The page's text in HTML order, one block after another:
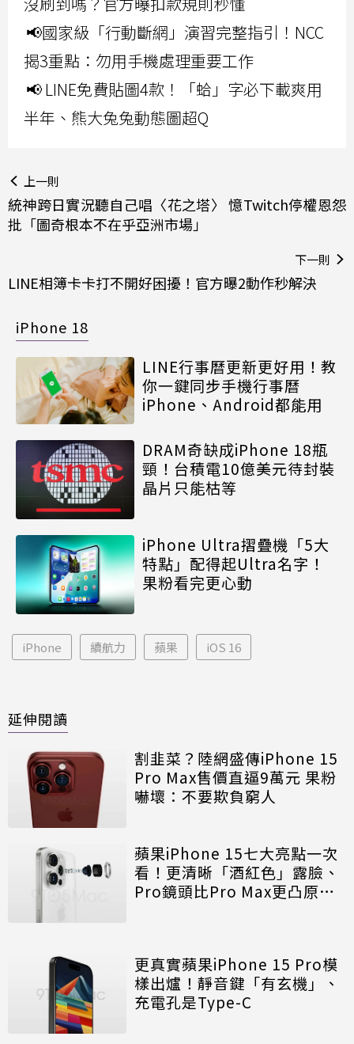
📢國家級「行動斷網」演習完整指引！NCC
揭3重點：勿用手機處理重要工作
📢 LINE免費貼圖4款！「蛤」字必下載爽用
半年、熊大兔兔動態圖超Q
上一則
統神跨日實況聽自己唱〈花之塔〉 憶Twitch停權恩怨
批「圖奇根本不在乎亞洲市場」
下一則
LINE相簿卡卡打不開好困擾！官方曝2動作秒解決
iPhone 18
LINE行事曆更新更好用！教
你一鍵同步手機行事曆
iPhone、Android都能用
DRAM奇缺成iPhone 18瓶
頸！台積電10億美元待封裝
晶片只能枯等
iPhone Ultra摺疊機「5大
特點」配得起Ultra名字！
果粉看完更心動
iPhone 續航力 蘋果 iOS 16
延伸閱讀
割韭菜？陸網盛傳iPhone 15
Pro Max售價直逼9萬元 果粉
嚇壞：不要欺負窮人
蘋果iPhone 15七大亮點一次
看！更清晰「酒紅色」露臉、
Pro鏡頭比Pro Max更凸原因
更真實蘋果iPhone 15 Pro模
樣出爐！靜音鍵「有玄機」、
充電孔是Type-C